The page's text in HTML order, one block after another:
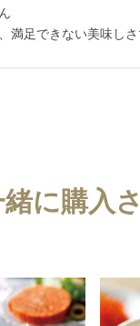
満足できない美味しさ
に購入